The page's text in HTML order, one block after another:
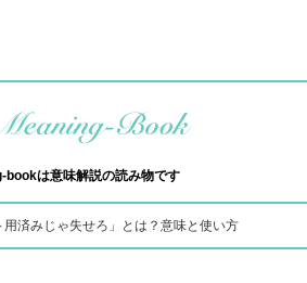
bookは意味解説の読み物です
用済みじゃ失せろ」とは？意味と使い方